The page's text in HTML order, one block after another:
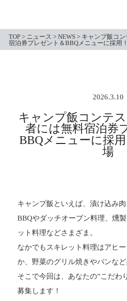
TOP > ニュース >NEWS > キャンプ飯コ
宿泊券プレゼント＆BBQメニューに採用
2026.3.10
キャンプ飯コンテ
者には無料宿泊券
BBQメニューに採
場
キャンプ飯といえば、漬け込み
BBQやダッチオーブン料理、燻
ット料理などさまざま。
なかでもスキレット料理はアヒ
か、野菜のグリル焼きやパンなど
そこで今回は、あなたの”こだわ
募集します！